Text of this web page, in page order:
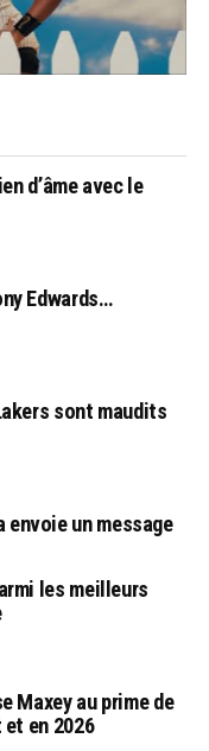
d’âme avec le
Edwards…
sont maudits
envoie un message
les meilleurs
Maxey au prime de
en 2026